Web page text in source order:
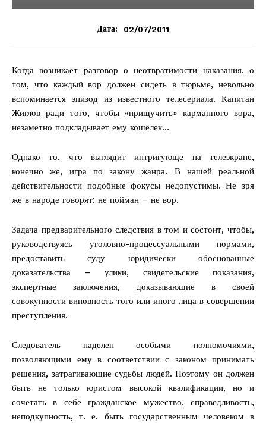
Дата: 02/07/2011
Когда возникает разговор о неотвратимости наказания, о
том, что каждый вор должен сидеть в тюрьме, невольно
вспоминается эпизод из известного телесериала. Капитан
Жиглов ради того, чтобы «прищучить» карманного вора,
незаметно подкладывает ему кошелек…
Однако то, что выглядит интригующе на телеэкране,
конечно же, игра по закону жанра. В нашей реальной
действительности подобные фокусы недопустимы. Не зря
же в народе говорят: не пойман – не вор.
Задача предварительного следствия в том и состоит, чтобы,
руководствуясь уголовно-процессуальными нормами,
предоставить суду юридически обоснованные
доказательства – улики, свидетельские показания,
экспертные заключения, доказывающие в своей
совокупности виновность того или иного лица в совершении
преступления.
Следователь наделен особыми полномочиями,
позволяющими ему в соответствии с законом принимать
решения, затрагивающие судьбы людей. Поэтому он должен
быть не только юристом высокой квалификации, но и
сочетать в себе гражданское мужество, справедливость,
неподкупность, т. е. быть государственным человеком в